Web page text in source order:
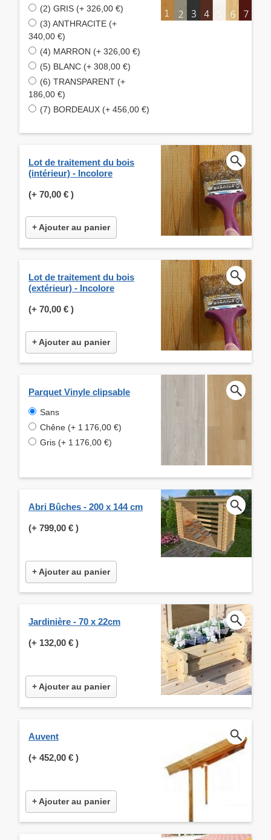
(2) GRIS (+ 326,00 €)
(3) ANTHRACITE (+
340,00 €)
(4) MARRON (+ 326,00 €)
(5) BLANC (+ 308,00 €)
(6) TRANSPARENT (+
186,00 €)
(7) BORDEAUX (+ 456,00 €)
Lot de traitement du bois
(intérieur) - Incolore
(+ 70,00 € )
+ Ajouter au panier
Lot de traitement du bois
(extérieur) - Incolore
(+ 70,00 € )
+ Ajouter au panier
Parquet Vinyle clipsable
Sans
Chêne (+ 1 176,00 €)
Gris (+ 1 176,00 €)
Abri Bûches - 200 x 144 cm
(+ 799,00 € )
+ Ajouter au panier
Jardinière - 70 x 22cm
(+ 132,00 € )
+ Ajouter au panier
Auvent
(+ 452,00 € )
+ Ajouter au panier